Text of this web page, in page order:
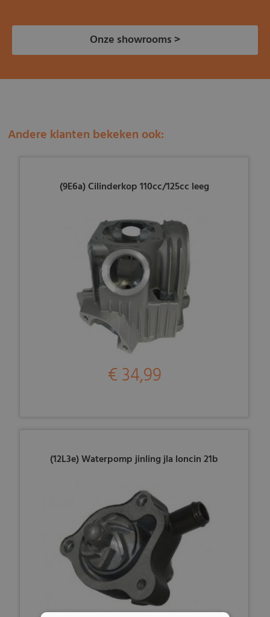
Onze showrooms >
Andere klanten bekeken ook:
(9E6a) Cilinderkop 110cc/125cc leeg
€ 34,99
(12L3e) Waterpomp jinling jla loncin 21b